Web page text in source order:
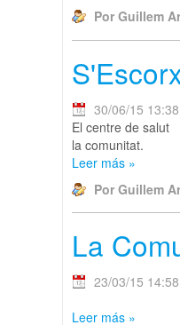
Por Guillem
30/06/15 13:38
El centre de salut
la comunitat.
Leer más »
Por Guillem
La
23/03/15 14:58
Leer más »